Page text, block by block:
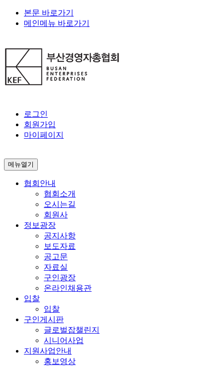
본문 바로가기
메인메뉴 바로가기
로그인
회원가입
마이페이지
메뉴열기
협회안내
협회소개
오시는길
회원사
정보광장
공지사항
보도자료
공고문
자료실
구인광장
온라인채용관
입찰
입찰
구인게시판
글로벌잡챌린지
시니어사업
지원사업안내
홍보영상